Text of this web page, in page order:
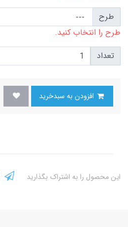
طرح
طرح را انتخاب کنید.
تعداد
این محصول را به اشتراک بگذارید